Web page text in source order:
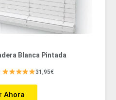
Blanca Pintada
31,95€
Ahora